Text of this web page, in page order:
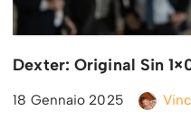
Dexter: Original Sin
18 Gennaio 2025